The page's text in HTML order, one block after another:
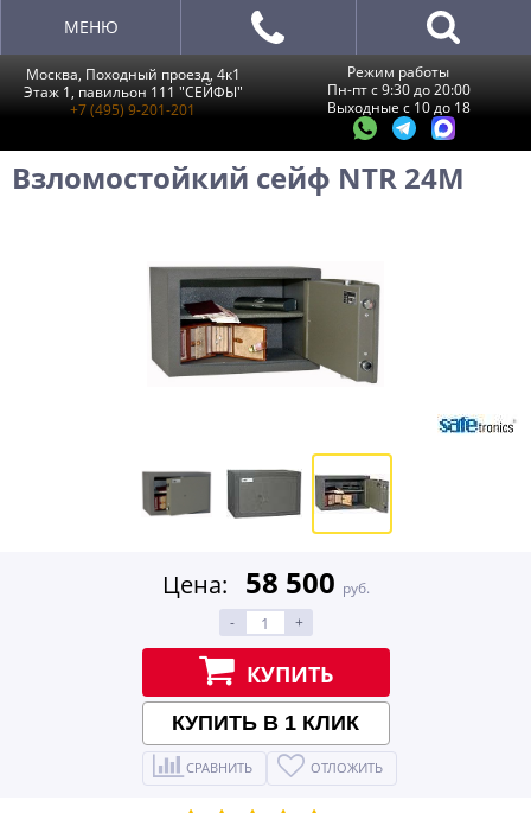
Москва, Походный проезд, 4к1
Этаж 1, павильон 111 "СЕЙФЫ"
+7 (495) 9-201-201
Режим работы
Пн-пт с 9:30 до 20:00
Выходные с 10 до 18
МЕНЮ
Взломостойкий сейф NTR 24M
Цена: 58 500 руб.
-
+
КУПИТЬ
КУПИТЬ В 1 КЛИК
СРАВНИТЬ ОТЛОЖИТЬ